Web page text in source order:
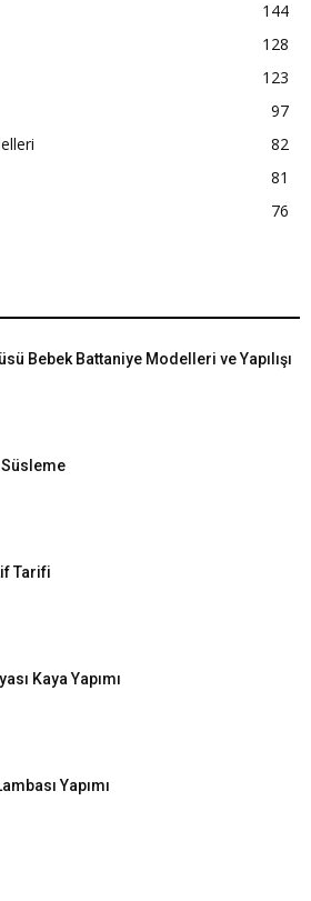
144
128
123
97
82
81
76
Bebek Battaniye Modelleri ve Yapılışı
Süsleme
Tarifi
Kaya Yapımı
Yapımı